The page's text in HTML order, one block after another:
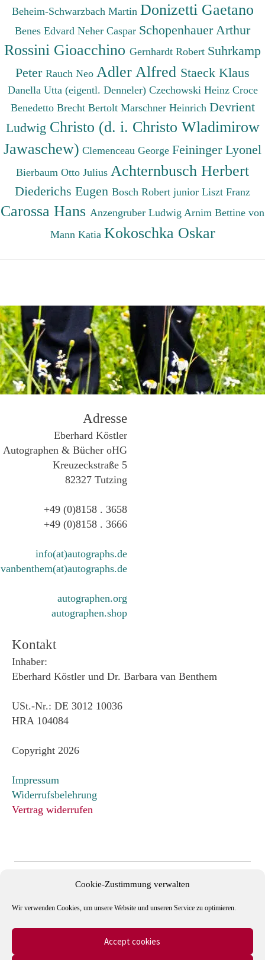
Cookie-Zustimmung verwalten
Wir verwenden Cookies, um unsere Website und unseren Service zu optimieren.
Accept cookies
Beheim-Schwarzbach Martin Donizetti Gaetano
Benes Edvard Neher Caspar Schopenhauer Arthur
Rossini Gioacchino Gernhardt Robert Suhrkamp
Peter Rauch Neo Adler Alfred Staeck Klaus
Danella Utta (eigentl. Denneler) Czechowski Heinz Croce
Benedetto Brecht Bertolt Marschner Heinrich Devrient
Ludwig Christo (d. i. Christo Wladimirow
Jawaschew) Clemenceau George Feininger Lyonel
Bierbaum Otto Julius Achternbusch Herbert
Diederichs Eugen Bosch Robert junior Liszt Franz
Carossa Hans Anzengruber Ludwig Arnim Bettine von
Mann Katia Kokoschka Oskar
Adresse
Eberhard Köstler
Autographen & Bücher oHG
Kreuzeckstraße 5
82327 Tutzing
+49 (0)8158 . 3658
+49 (0)8158 . 3666
info(at)autographs.de
vanbenthem(at)autographs.de
autographen.org
autographen.shop
Kontakt
Inhaber:
Eberhard Köstler und Dr. Barbara van Benthem
USt.-Nr.: DE 3012 10036
HRA 104084
Copyright 2026
Impressum
Widerrufsbelehrung
Vertrag widerrufen